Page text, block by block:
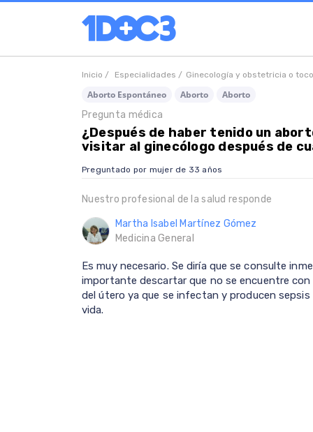
Inicio / Especialidades / Ginecología y obstetricia o
Aborto Espontáneo Aborto
Aborto
Pregunta médica
¿Después de haber tenido un
visitar al ginecólogo después de
Preguntado por mujer de 33 años
Nuestro profesional de la salud responde
Martha Isabel Martínez Gómez
Medicina General
Es muy necesario. Se diría que se consulte
importante descartar que no se encuentre
del útero ya que se infectan y producen
vida.